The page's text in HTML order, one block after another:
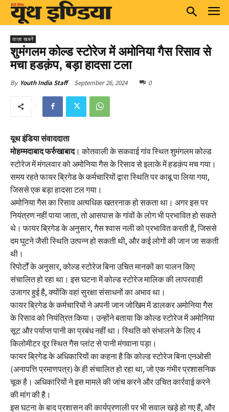
ताज़ा खबरें
शुमंगलम कोल्ड स्टोरेज में अमोनिया गैस रिसाव से
मचा हडक़ंप, बड़ा हादसा टला
By Youth India Staff September 26, 2024 0
यूथ इंडिया संवाददाता
मोहम्मदाबाद फर्रुखाबाद। कोतवाली के सकवाई गांव स्थित शुमंगलम कोल्ड
स्टोरेज में मंगलवार को अमोनिया गैस के रिसाव से इलाके में हडक़ंप मच गया।
समय रहते फायर ब्रिगेड के कर्मचारियों द्वारा स्थिति पर काबू पा लिया गया,
जिससे एक बड़ा हादसा टल गया।
अमोनिया गैस का रिसाव अत्यधिक खतरनाक हो सकता था। अगर इस पर
नियंत्रण नहीं पाया जाता, तो आसपास के गांवों के लोग भी प्रभावित हो सकते
थे। फायर ब्रिगेड के अनुसार, गैस श्वास नली को प्रभावित करती है, जिससे
दम घुटने जैसी स्थिति उत्पन्न हो सकती थी, और कई लोगों की जान जा सकती
थी।
रिपोर्टों के अनुसार, कोल्ड स्टोरेज बिना उचित मानकों का पालन किए
संचालित हो रहा था। इस घटना में कोल्ड स्टोरेज मालिक की लापरवाही
उजागर हुई है, क्योंकि वहां सुरक्षा संसाधनों का अभाव था।
फायर ब्रिगेड के कर्मचारियों ने अपनी जान जोखिम में डालकर अमोनिया गैस
के रिसाव को नियंत्रित किया। उन्होंने बताया कि कोल्ड स्टोरेज में अमोनिया
सूट और पर्याप्त पानी का प्रबंध नहीं था। स्थिति को संभालने के लिए 4
किलोमीटर दूर स्थित गैस प्लांट से पानी मंगवाना पड़ा।
फायर ब्रिगेड के अधिकारियों का कहना है कि कोल्ड स्टोरेज बिना एनओसी
(अनापत्ति प्रमाणपत्र) के ही संचालित हो रहा था, जो एक गंभीर प्रशासनिक
चूक है। अधिकारियों ने इस मामले की जांच करने और उचित कार्रवाई करने
की मांग की है।
इस घटना के बाद प्रशासन की कार्यप्रणाली पर भी सवाल खड़े हो गए हैं, और